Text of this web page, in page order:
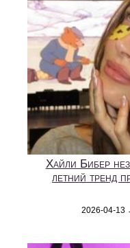
Хайли Бибер
летний тренд
2026-04-13